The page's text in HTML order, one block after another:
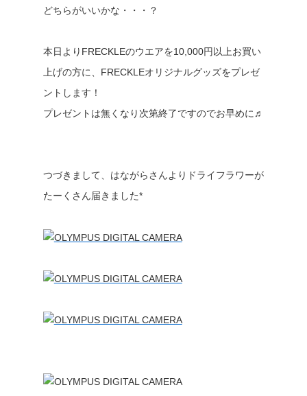
どちらがいいかな・・・？
本日よりFRECKLEのウエアを10,000円以上お買い
上げの方に、FRECKLEオリジナルグッズをプレゼ
ントします！
プレゼントは無くなり次第終了ですのでお早めに♬
つづきまして、はながらさんよりドライフラワーが
たーくさん届きました*